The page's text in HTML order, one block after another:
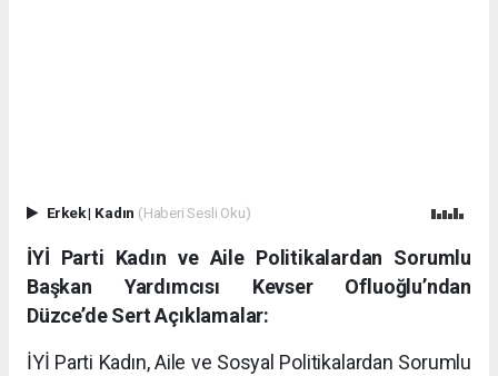
Erkek| Kadın (Haberi Sesli Oku)
İYİ Parti Kadın ve Aile Politikalardan Sorumlu
Başkan Yardımcısı Kevser Ofluoğlu’ndan
Düzce’de Sert Açıklamalar:
İYİ Parti Kadın, Aile ve Sosyal Politikalardan Sorumlu